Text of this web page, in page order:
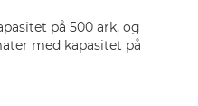
på 500 ark, og
med kapasitet på